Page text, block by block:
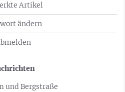
Artikel
ändern
und Bergstraße